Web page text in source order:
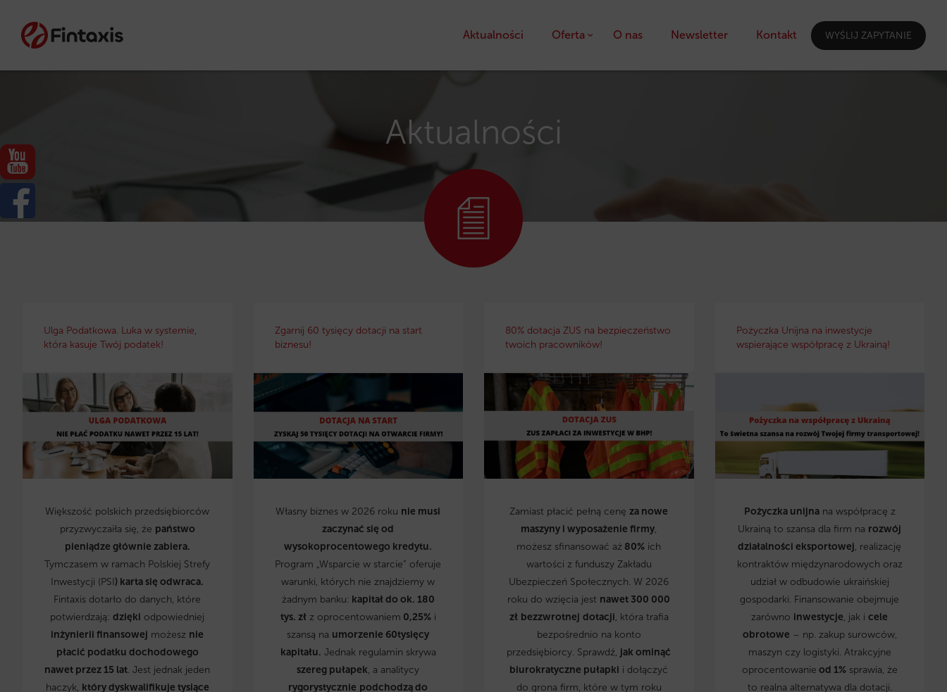
Aktualności Oferta O nas Newsletter Kontakt WYŚLIJ ZAPYTANIE
Aktualności
Ulga Podatkowa. Luka w systemie,
która kasuje Twój podatek!
Większość polskich przedsiębiorców
przyzwyczaiła się, że państwo
pieniądze głównie zabiera.
Tymczasem w ramach Polskiej Strefy
Inwestycji (PSI) karta się odwraca.
Fintaxis dotarło do danych, które
potwierdzają:dzięki odpowiedniej
inżynierii finansowej możesz nie
płacić podatku dochodowego
nawet przez 15 lat. Jest jednak jeden
haczyk, który dyskwalifikuje tysiące
Zgarnij 60 tysięcy dotacji na start
biznesu!
Własny biznes w 2026 roku nie musi
zaczynać się od
wysokoprocentowego kredytu.
Program „Wsparcie w starcie” oferuje
warunki, których nie znajdziemy w
żadnym banku: kapitał do ok. 180
tys. zł z oprocentowaniem 0,25%i
szansą na umorzenie 60tysięcy
kapitału. Jednak regulamin skrywa
szereg pułapek, a analitycy
rygorystycznie podchodzą do
80% dotacja ZUS na bezpieczeństwo
twoich pracowników!
Zamiast płacić pełną cenęza nowe
maszyny i wyposażenie firmy,
możesz sfinansować aż 80% ich
wartości z funduszy Zakładu
Ubezpieczeń Społecznych. W 2026
roku do wzięcia jest nawet 300 000
zł bezzwrotnej dotacji, która trafia
bezpośrednio na konto
przedsiębiorcy. Sprawdź, jak ominąć
biurokratyczne pułapki i dołączyć
do grona firm, które w tym roku
Pożyczka Unijna na inwestycje
wspierające współpracę z Ukrainą!
Pożyczka unijnana współpracę z
Ukrainą to szansa dla firm na rozwój
działalności eksportowej, realizację
kontraktów międzynarodowych oraz
udział w odbudowie ukraińskiej
gospodarki. Finansowanie obejmuje
zarówno inwestycje, jak icele
obrotowe – np. zakup surowców,
maszyn czy logistyki. Atrakcyjne
oprocentowanie od 1%sprawia, że
to realna alternatywa dla dotacji.